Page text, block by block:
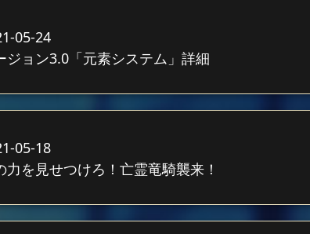
05-24
ジョン3.0「元素システム」詳細
05-18
力を見せつけろ！亡霊竜騎襲来！